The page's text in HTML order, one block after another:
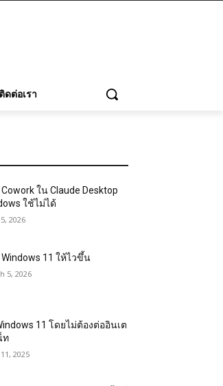
ติดต่อเรา
ใน Claude Desktop
ใช้ไม่ได้
2026
11 ให้ไวขึ้น
5, 2026
11 โดยไม่ต้องต่ออินเต
ท
2025